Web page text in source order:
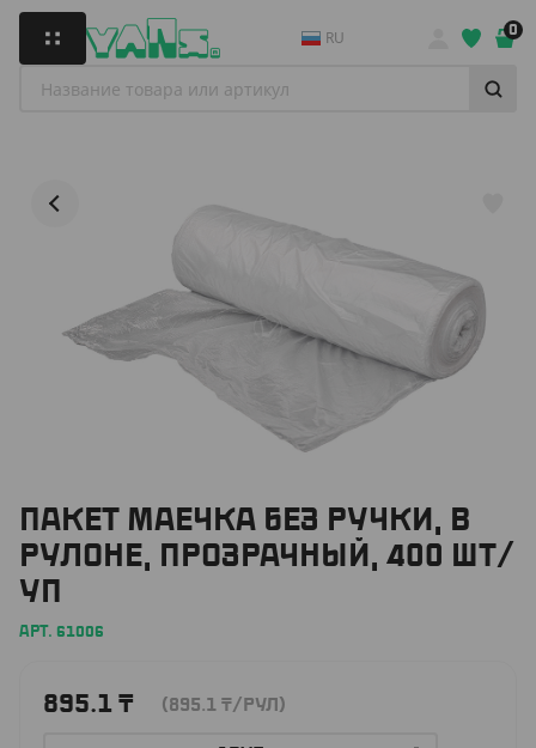
RU 0
ПАКЕТ МАЕЧКА БЕЗ РУЧКИ, В
РУЛОНЕ, ПРОЗРАЧНЫЙ, 400 ШТ/
УП
АРТ. 61006
895.1 ₸ (895.1 ₸/РУЛ)